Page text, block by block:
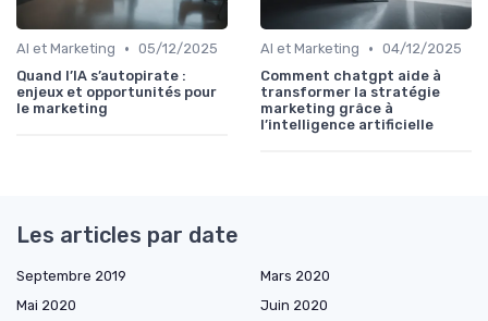
AI et Marketing • 05/12/2025
Quand l’IA s’autopirate :
enjeux et opportunités pour
le marketing
AI et Marketing • 04/12/2025
Comment chatgpt aide à
transformer la stratégie
marketing grâce à
l’intelligence artificielle
Les articles par date
Septembre 2019
Mars 2020
Mai 2020
Juin 2020